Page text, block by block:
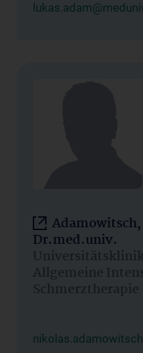
Dr.med.univ.
Allgemeine
Schmerztherapie